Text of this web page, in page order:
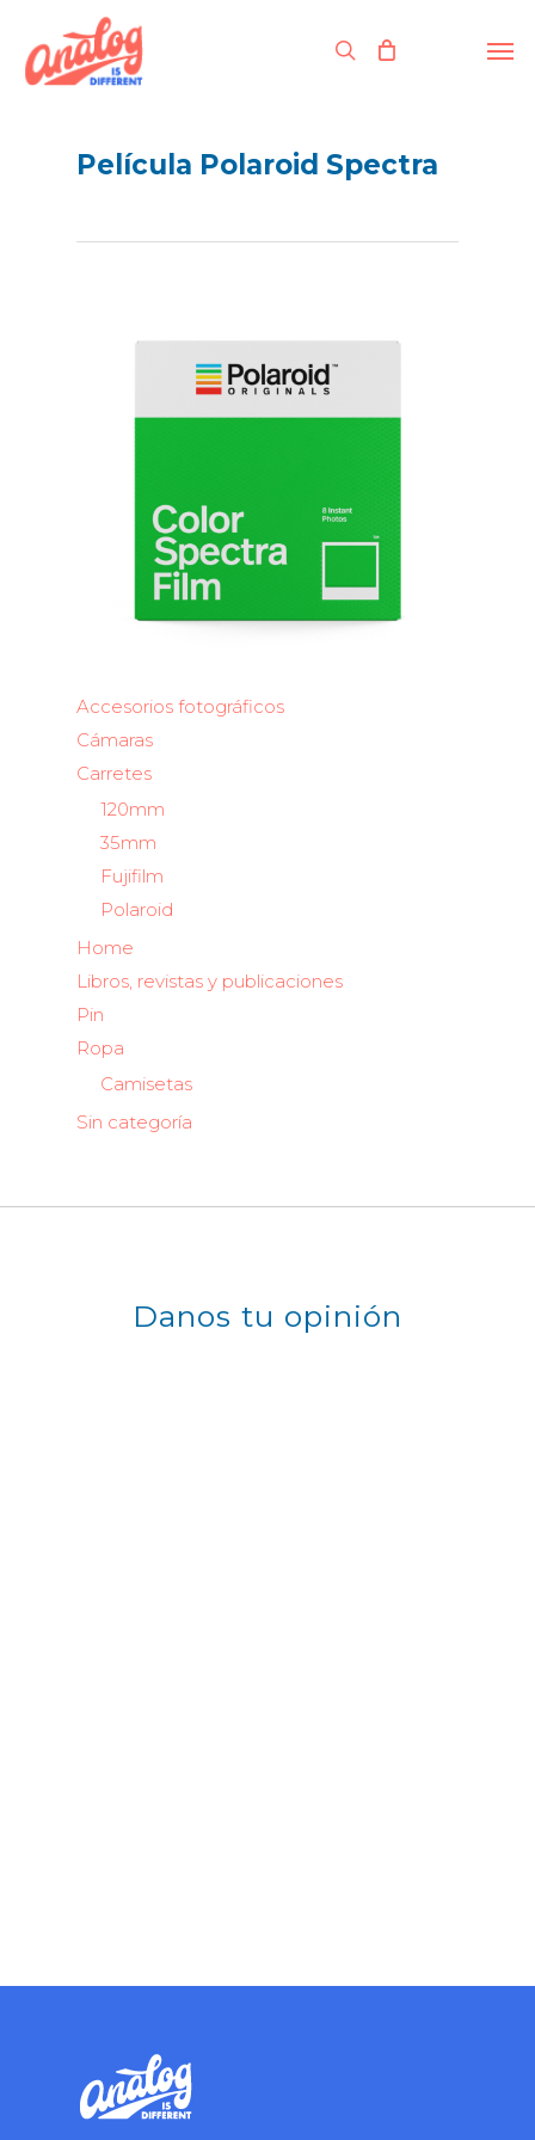
main
content
search
Película Polaroid Spectra
Accesorios fotográficos
Cámaras
Carretes
120mm
35mm
Fujifilm
Polaroid
Home
Libros, revistas y publicaciones
Pin
Ropa
Camisetas
Sin categoría
Danos tu opinión